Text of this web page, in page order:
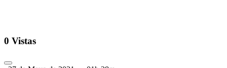
0 Vistas